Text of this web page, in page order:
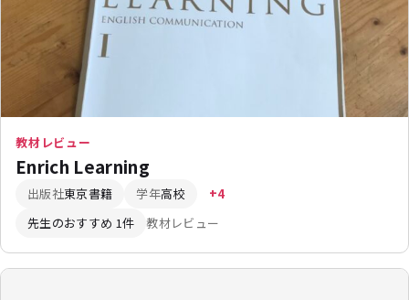
教材レビュー
Enrich Learning
出版社東京書籍 学年高校
+4
先生のおすすめ 1件
教材レビュー